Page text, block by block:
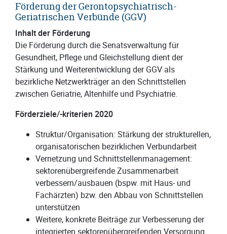
Förderung der Gerontopsychiatrisch-
Geriatrischen Verbünde (GGV)
Inhalt der Förderung
Die Förderung durch die Senatsverwaltung für
Gesundheit, Pflege und Gleichstellung dient der
Stärkung und Weiterentwicklung der GGV als
bezirkliche Netzwerkträger an den Schnittstellen
zwischen Geriatrie, Altenhilfe und Psychiatrie.
Förderziele/-kriterien 2020
Struktur/Organisation: Stärkung der strukturellen,
organisatorischen bezirklichen Verbundarbeit
Vernetzung und Schnittstellenmanagement:
sektorenübergreifende Zusammenarbeit
verbessern/ausbauen (bspw. mit Haus- und
Fachärzten) bzw. den Abbau von Schnittstellen
unterstützen
Weitere, konkrete Beiträge zur Verbesserung der
integrierten sektorenübergreifenden Versorgung